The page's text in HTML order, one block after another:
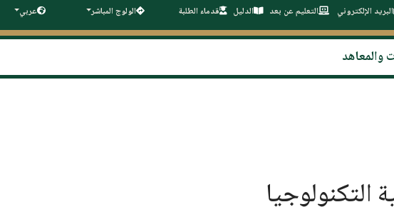
البريد الإلكتروني التعليم عن بعد الدليل قدماء الطلبة الولوج المباشر عربي
والمعاهد